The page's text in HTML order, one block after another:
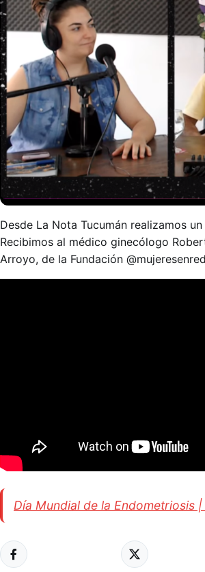
Desde La Nota Tucumán realizamos
Recibimos al médico ginecólogo
Arroyo, de la Fundación
Día Mundial de la Endometriosis